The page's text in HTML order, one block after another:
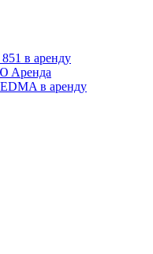
в аренду
Аренда
в аренду